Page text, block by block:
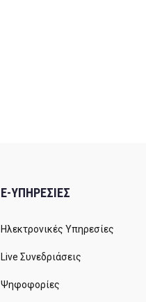
E-ΥΠΗΡΕΣΙΕΣ
Ηλεκτρονικές Υπηρεσίες
Live Συνεδριάσεις
Ψηφοφορίες